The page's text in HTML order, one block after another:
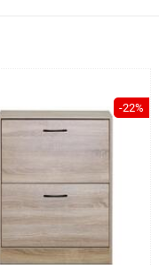
-22%